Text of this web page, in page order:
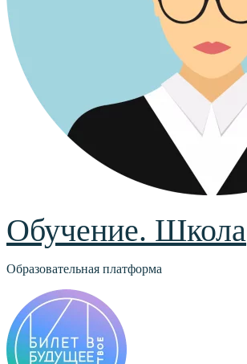
Обучение. Школа
Образовательная платформа